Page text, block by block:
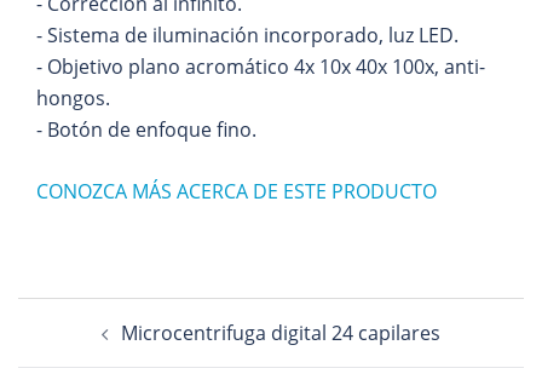
- Sistema de iluminación incorporado, luz LED.
- Objetivo plano acromático 4x 10x 40x 100x, anti-
hongos.
- Botón de enfoque fino.
CONOZCA MÁS ACERCA DE ESTE PRODUCTO
Microcentrifuga digital 24 capilares